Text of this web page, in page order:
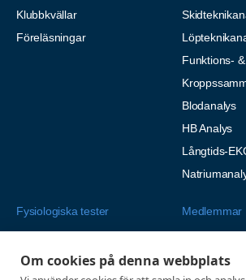
Om cookies på denna webbplats
Klubbkvällar
Föreläsningar
Funktions-
Blodanalys
HB Analys
Långtids-
Fysiologiska tester
Tröskeltest cykel
Medlemmar
Vanliga frågor